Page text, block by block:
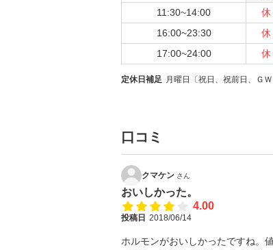
11:30~14:00
休
16:00~23:30
休
17:00~24:00
休
定休日補足 月曜日〔祝日、祝前日、Ｇ
口コミ
クマケン さん
おいしかった。
4.00
投稿日 2018/06/14
ホルモンがおいしかったですね。